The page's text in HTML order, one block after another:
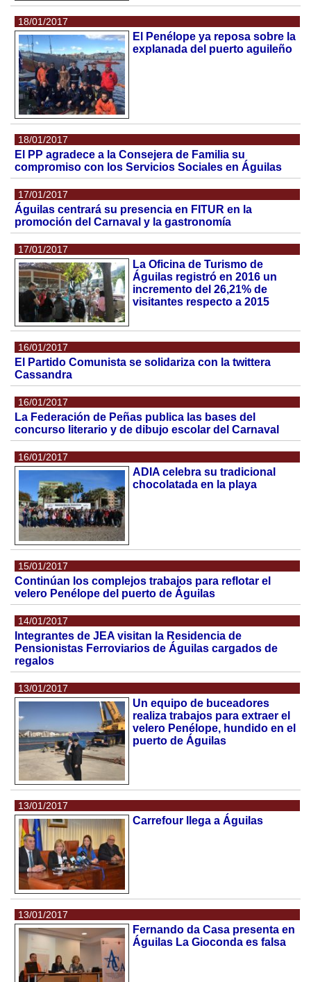
18/01/2017
El Penélope ya reposa sobre la
explanada del puerto aguileño
18/01/2017
El PP agradece a la Consejera de Familia su
compromiso con los Servicios Sociales en Águilas
17/01/2017
Águilas centrará su presencia en FITUR en la
promoción del Carnaval y la gastronomía
17/01/2017
La Oficina de Turismo de
Águilas registró en 2016 un
incremento del 26,21% de
visitantes respecto a 2015
16/01/2017
El Partido Comunista se solidariza con la twittera
Cassandra
16/01/2017
La Federación de Peñas publica las bases del
concurso literario y de dibujo escolar del Carnaval
16/01/2017
ADIA celebra su tradicional
chocolatada en la playa
15/01/2017
Continúan los complejos trabajos para reflotar el
velero Penélope del puerto de Águilas
14/01/2017
Integrantes de JEA visitan la Residencia de
Pensionistas Ferroviarios de Águilas cargados de
regalos
13/01/2017
Un equipo de buceadores
realiza trabajos para extraer el
velero Penélope, hundido en el
puerto de Águilas
13/01/2017
Carrefour llega a Águilas
13/01/2017
Fernando da Casa presenta en
Águilas La Gioconda es falsa